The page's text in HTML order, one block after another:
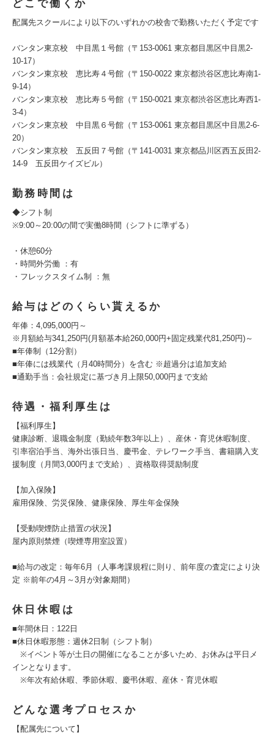
どこで働くか
配属先スクールにより以下のいずれかの校舎で勤務いただく予定です
バンタン東京校 中目黒１号館（〒153-0061 東京都目黒区中目黒2-
10-17）
バンタン東京校 恵比寿４号館（〒150-0022 東京都渋谷区恵比寿南1-
9-14）
バンタン東京校 恵比寿５号館（〒150-0021 東京都渋谷区恵比寿西1-
3-4）
バンタン東京校 中目黒６号館（〒153-0061 東京都目黒区中目黒2-6-
20）
バンタン東京校 五反田７号館（〒141-0031 東京都品川区西五反田2-
14-9 五反田ケイズビル）
勤務時間は
◆シフト制
※9:00～20:00の間で実働8時間（シフトに準ずる）
・休憩60分
・時間外労働 ：有
・フレックスタイム制 ：無
給与はどのくらい貰えるか
年俸：4,095,000円～
※月額給与341,250円(月額基本給260,000円+固定残業代81,250円)～
■年俸制（12分割）
■年俸には残業代（月40時間分）を含む ※超過分は追加支給
■通勤手当：会社規定に基づき月上限50,000円まで支給
待遇・福利厚生は
【福利厚生】
健康診断、退職金制度（勤続年数3年以上）、産休・育児休暇制度、
引率宿泊手当、海外出張日当、慶弔金、テレワーク手当、書籍購入支
援制度（月間3,000円まで支給）、資格取得奨励制度
【加入保険】
雇用保険、労災保険、健康保険、厚生年金保険
【受動喫煙防止措置の状況】
屋内原則禁煙（喫煙専用室設置）
■給与の改定：毎年6月（人事考課規程に則り、前年度の査定により決
定 ※前年の4月～3月が対象期間）
休日休暇は
■年間休日：122日
■休日休暇形態：週休2日制（シフト制）
※イベント等が土日の開催になることが多いため、お休みは平日メ
インとなります。
※年次有給休暇、季節休暇、慶弔休暇、産休・育児休暇
どんな選考プロセスか
【配属先について】